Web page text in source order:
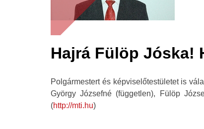
Hajrá Fülöp Jóska!
Polgármestert és képviselőtestületet is
György Józsefné (független), Fülöp
(http://mti.hu)